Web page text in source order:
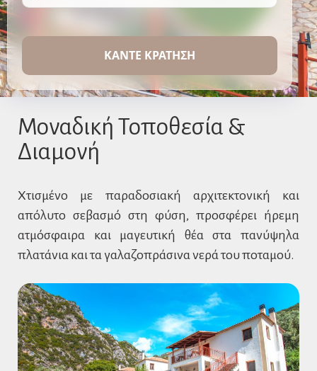
ΚΑΝΤΕ ΚΡΑΤΗΣΗ
Μοναδική Τοποθεσία &
Διαμονή
Χτισμένο με παραδοσιακή αρχιτεκτονική και
απόλυτο σεβασμό στη φύση, προσφέρει ήρεμη
ατμόσφαιρα και μαγευτική θέα στα πανύψηλα
πλατάνια και τα γαλαζοπράσινα νερά του ποταμού.